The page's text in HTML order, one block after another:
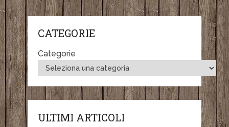
CATEGORIE
Categorie
ULTIMI ARTICOLI